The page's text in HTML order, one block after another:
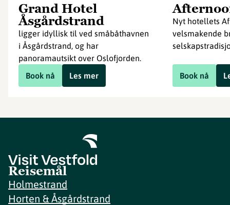
Grand Hotel
Åsgårdstrand
ligger idyllisk til ved småbåthavnen
i Åsgårdstrand, og har
panoramautsikt over Oslofjorden.
Book nå
Les mer
Nyt hotellets
velsmakende
Book nå
Reisemål
Holmestrand
Horten & Åsgårdstrand